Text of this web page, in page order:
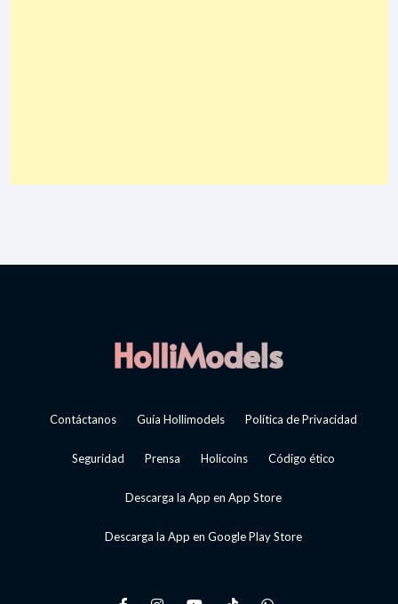
Contáctanos Guía Hollimodels Política de Privacidad
Seguridad Prensa Holicoins Código ético
Descarga la App en App Store
Descarga la App en Google Play Store